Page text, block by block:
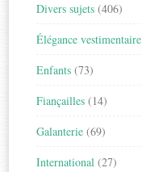
Divers sujets (406)
Élégance vestimentaire
Enfants (73)
Fiançailles (14)
Galanterie (69)
International (27)